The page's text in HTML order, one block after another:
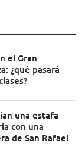
el Gran
¿qué pasará
una estafa
con una
de San Rafael